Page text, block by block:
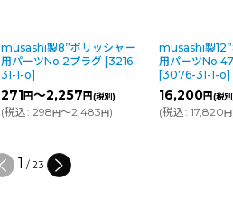
musashi製8”ポリッシャー
用パーツNo.2プラグ [3216-
31-1-o]
271円～2,257円(税別)
(税込: 298円～2,483円)
musashi製
用パーツ
[3076-31-1-o]
16,200円(税
(税込: 17,820円
1 / 23